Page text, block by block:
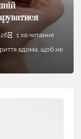
1 хв.читання
вдома, щоб не